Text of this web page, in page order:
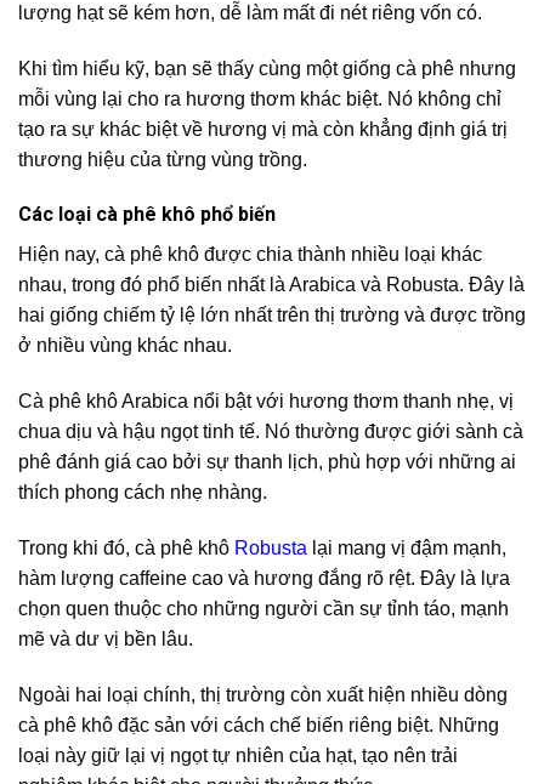
lượng hạt sẽ kém hơn, dễ làm mất đi nét riêng vốn có.
Khi tìm hiểu kỹ, bạn sẽ thấy cùng một giống cà phê nhưng
mỗi vùng lại cho ra hương thơm khác biệt. Nó không chỉ
tạo ra sự khác biệt về hương vị mà còn khẳng định giá trị
thương hiệu của từng vùng trồng.
Các loại cà phê khô phổ biến
Hiện nay, cà phê khô được chia thành nhiều loại khác
nhau, trong đó phổ biến nhất là Arabica và Robusta. Đây là
hai giống chiếm tỷ lệ lớn nhất trên thị trường và được trồng
ở nhiều vùng khác nhau.
Cà phê khô Arabica nổi bật với hương thơm thanh nhẹ, vị
chua dịu và hậu ngọt tinh tế. Nó thường được giới sành cà
phê đánh giá cao bởi sự thanh lịch, phù hợp với những ai
thích phong cách nhẹ nhàng.
Trong khi đó, cà phê khô Robusta lại mang vị đậm mạnh,
hàm lượng caffeine cao và hương đắng rõ rệt. Đây là lựa
chọn quen thuộc cho những người cần sự tỉnh táo, mạnh
mẽ và dư vị bền lâu.
Ngoài hai loại chính, thị trường còn xuất hiện nhiều dòng
cà phê khô đặc sản với cách chế biến riêng biệt. Những
loại này giữ lại vị ngọt tự nhiên của hạt, tạo nên trải